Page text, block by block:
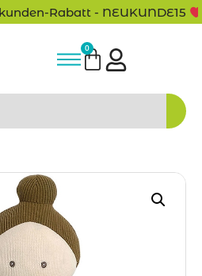
Rabatt - NEUKUNDE15
0